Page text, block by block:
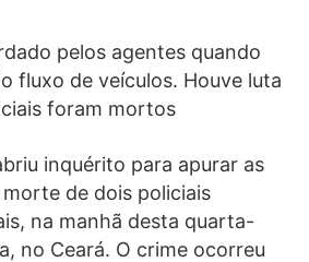
pelos agentes quando
fluxo de veículos. Houve luta
foram mortos
inquérito para apurar as
de dois policiais
na manhã desta quarta-
no Ceará. O crime ocorreu